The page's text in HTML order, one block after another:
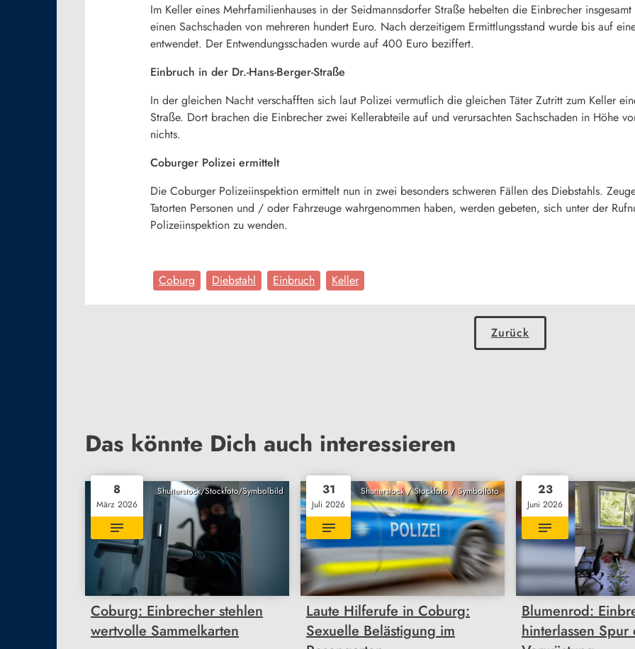
Im Keller eines Mehrfamilienhauses in der Seidmannsdorfer Straße hebelten die Einbrecher
einen Sachschaden von mehreren hundert Euro. Nach derzeitigem Ermittlungsstand wurde bis auf
entwendet. Der Entwendungsschaden wurde auf 400 Euro beziffert.
Einbruch in der Dr.-Hans-Berger-Straße
In der gleichen Nacht verschafften sich laut Polizei vermutlich die gleichen Täter Zutritt zum Keller
Straße. Dort brachen die Einbrecher zwei Kellerabteile auf und verursachten Sachschaden in Höhe
nichts.
Coburger Polizei ermittelt
Die Coburger Polizeiinspektion ermittelt nun in zwei besonders schweren Fällen des Diebstahls.
Tatorten Personen und / oder Fahrzeuge wahrgenommen haben, werden gebeten, sich unter der
Polizeiinspektion zu wenden.
Coburg Diebstahl Einbruch Keller
Zurück
Das könnte Dich auch interessieren
Shutterstock/Stockfoto/Symbolbild
8
März 2026
Coburg: Einbrecher stehlen
wertvolle Sammelkarten
Shutterstock / Stockfoto / Symbolfoto
31
Juli 2026
Laute Hilferufe in Coburg:
Sexuelle Belästigung im
23
Juni 2026
Blumenrod:
hinterlassen Spur